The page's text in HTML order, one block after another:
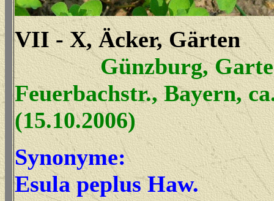
VII - X, Äcker, Gärten
Günzburg,
Feuerbachstr., Bayern,
(15.10.2006)
Synonyme:
Esula peplus Haw.